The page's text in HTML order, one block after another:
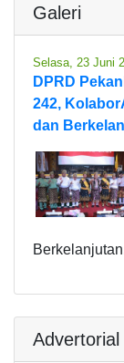
Galeri
Selasa, 23 Juni
DPRD
242,
dan
Advertorial